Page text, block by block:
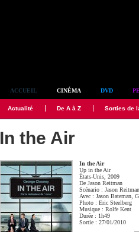
ACCUEIL CINÉMA DVD
Actualité De A à Z Sorties de
In the Air
In the Air
Up in the Air
États-Unis, 2009
DeJason Reitman
Scénario :Jason Reitman
Avec :Jason Bateman ,
Photo :Eric Steelberg
Musique :Rolfe Kent
Durée : 1h49
Sortie : 27/01/2010